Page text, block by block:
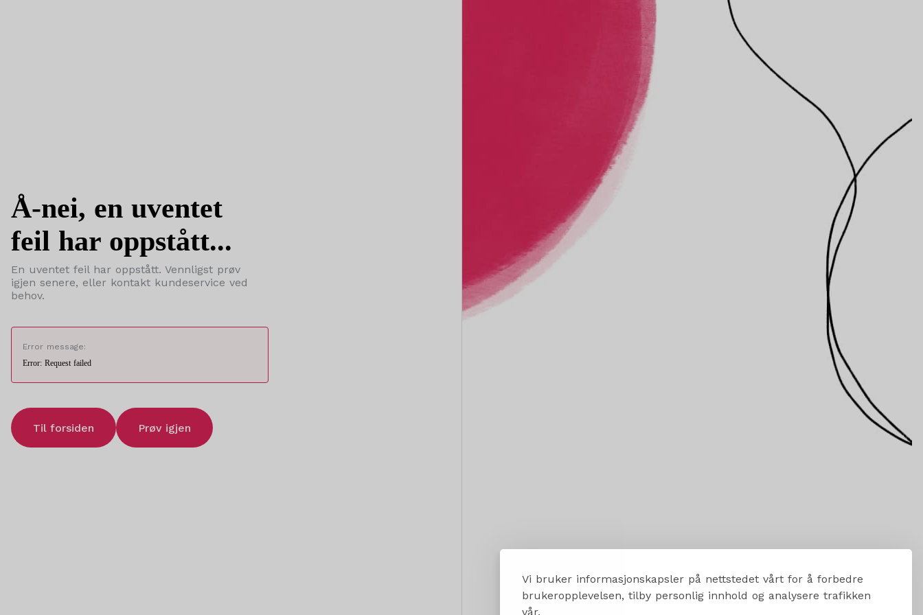
Vi bruker informasjonskapsler på nettstedet vårt for å forbedre
brukeropplevelsen, tilby personlig innhold og analysere trafikken
vår.
Å-nei, en uventet
feil har oppstått...
En uventet feil har oppstått. Vennligst prøv
igjen senere, eller kontakt kundeservice ved
behov.
Error message:
Error: Request failed
Til forsiden Prøv igjen